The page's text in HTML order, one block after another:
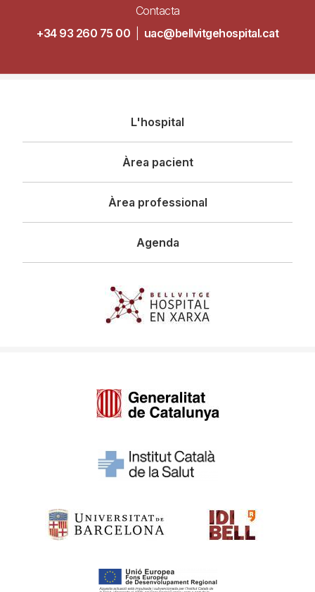
Contacta
+34 93 260 75 00
uac@bellvitgehospital.cat
principal
L'hospital
Àrea pacient
Àrea professional
Agenda